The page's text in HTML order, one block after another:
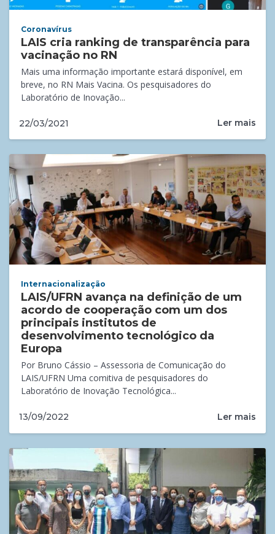
Coronavírus
LAIS cria ranking de transparência para
vacinação no RN
Mais uma informação importante estará disponível, em
breve, no RN Mais Vacina. Os pesquisadores do
Laboratório de Inovação...
22/03/2021 Ler mais
Internacionalização
LAIS/UFRN avança na definição de um
acordo de cooperação com um dos
principais institutos de
desenvolvimento tecnológico da
Europa
Por Bruno Cássio – Assessoria de Comunicação do
LAIS/UFRN Uma comitiva de pesquisadores do
Laboratório de Inovação Tecnológica...
13/09/2022 Ler mais